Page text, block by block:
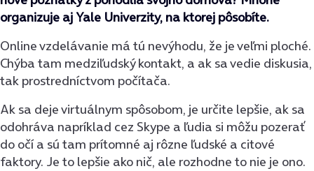
organizuje aj Yale Univerzity, na ktorej pôsobíte.
Online vzdelávanie má tú nevýhodu, že je veľmi ploché.
Chýba tam medziľudský kontakt, a ak sa vedie diskusia,
tak prostredníctvom počítača.
Ak sa deje virtuálnym spôsobom, je určite lepšie, ak sa
odohráva napríklad cez Skype a ľudia si môžu pozerať
do očí a sú tam prítomné aj rôzne ľudské a citové
faktory. Je to lepšie ako nič, ale rozhodne to nie je ono.